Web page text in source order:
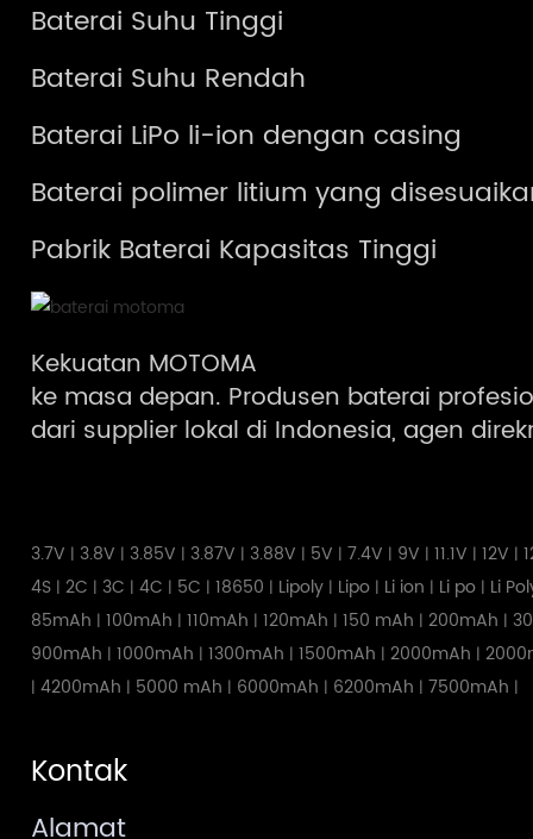
Baterai Suhu Tinggi
Baterai Suhu Rendah
Baterai LiPo li-ion dengan casing
Baterai polimer litium yang
Pabrik Baterai Kapasitas Tinggi
Kekuatan MOTOMA
ke masa depan. Produsen baterai
dari supplier lokal di Indonesia, agen
3.7V | 3.8V | 3.85V | 3.87V | 3.88V | 5V |7.4V | 9V |11.1V |12V |
4S |2C | 3C |4C | 5C |18650 | Lipoly | Lipo | Li ion | Li po | Li
85mAh |100mAh |110mAh |120mAh |150 mAh |200mAh |
900mAh |1000mAh |1300mAh |1500mAh |2000mAh |
|4200mAh | 5000 mAh | 6000mAh | 6200mAh |7500mAh |
Kontak
Alamat